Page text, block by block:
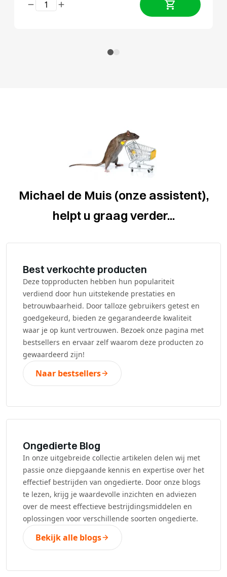
Michael de Muis (onze assistent),
helpt u graag verder...
Best verkochte producten
Deze topproducten hebben hun populariteit
verdiend door hun uitstekende prestaties en
betrouwbaarheid. Door talloze gebruikers getest en
goedgekeurd, bieden ze gegarandeerde kwaliteit
waar je op kunt vertrouwen. Bezoek onze pagina met
bestsellers en ervaar zelf waarom deze producten zo
gewaardeerd zijn!
Naar bestsellers
Ongedierte Blog
In onze uitgebreide collectie artikelen delen wij met
passie onze diepgaande kennis en expertise over het
effectief bestrijden van ongedierte. Door onze blogs
te lezen, krijg je waardevolle inzichten en adviezen
over de meest effectieve bestrijdingsmiddelen en
oplossingen voor verschillende soorten ongedierte.
Bekijk alle blogs